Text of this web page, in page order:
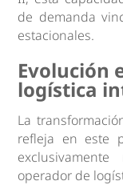
de demanda
estacionales.
Evolución
logística
La
refleja en este
operador de